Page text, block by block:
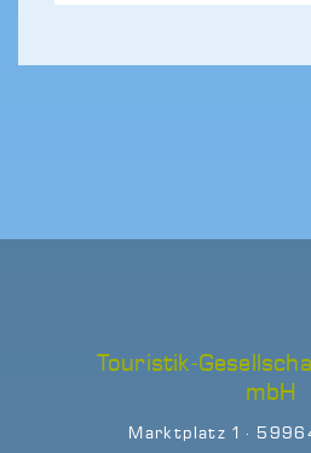
Touristik-
mbH
Marktplatz 1 ·